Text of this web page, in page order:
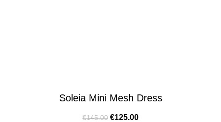
Soleia Mini Mesh Dress
€145.00 €125.00